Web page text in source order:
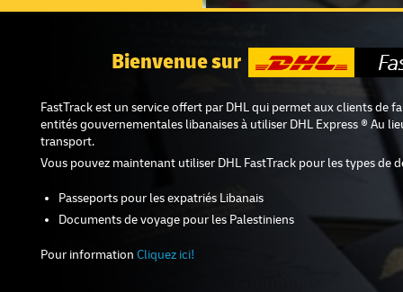
Passeport (RETURN
)
Bienvenue sur
FastTrack est un service offert par DHL qui permet aux clients de
entités gouvernementales libanaises à utiliser DHL Express ® Au
transport.
Vous pouvez maintenant utiliser DHL FastTrack pour les types de
Passeports pour les expatriés Libanais
Documents de voyage pour les Palestiniens
Pour information Cliquez ici!